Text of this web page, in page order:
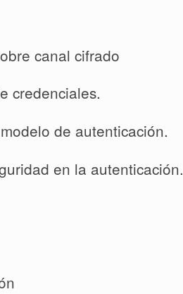
canal cifrado
credenciales.
de autenticación.
en la autenticación.